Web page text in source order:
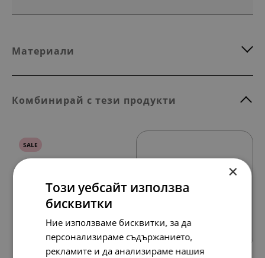
Материали
Комбинирай с тези продукти
SALE
×
Този уебсайт използва
бисквитки
Ние използваме бисквитки, за да
персонализираме съдържанието,
рекламите и да анализираме нашия